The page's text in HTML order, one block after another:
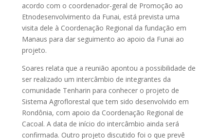
acordo com o coordenador-geral de Promoção ao
Etnodesenvolvimento da Funai, está prevista uma
visita dele à Coordenação Regional da fundação em
Manaus para dar seguimento ao apoio da Funai ao
projeto.
Soares relata que a reunião apontou a possibilidade de
ser realizado um intercâmbio de integrantes da
comunidade Tenharin para conhecer o projeto de
Sistema Agroflorestal que tem sido desenvolvido em
Rondônia, com apoio da Coordenação Regional de
Cacoal. A data de início do intercâmbio ainda será
confirmada. Outro projeto discutido foi o que prevê